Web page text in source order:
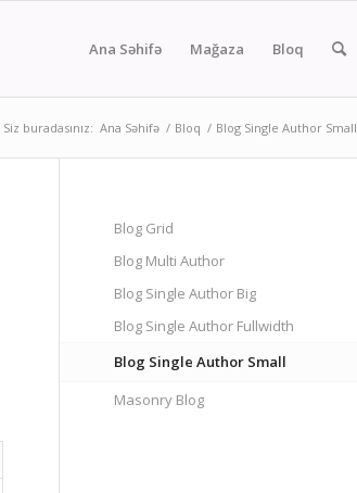
Ana Səhifə Mağaza Bloq
Siz buradasınız: Ana Səhifə / Bloq / Blog Single Author Small
Blog Grid
Blog Multi Author
Blog Single Author Big
Blog Single Author Fullwidth
Blog Single Author Small
Masonry Blog